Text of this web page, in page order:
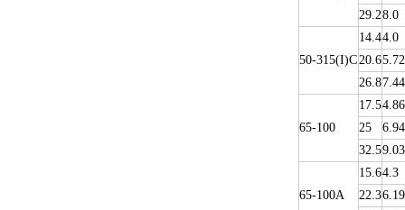
29.28.0
50-315(I)C
14.44.0
20.65.72
26.87.44
65-100
17.54.86
25
6.94
32.59.03
65-100A
15.64.3
22.36.19